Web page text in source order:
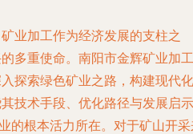
业加工作为经济发展的支柱之
多重使命。南阳市金辉矿业加工
探索绿色矿业之路，构建现代化
技术手段、优化路径与发展启示
的根本活力所在。对于矿山开